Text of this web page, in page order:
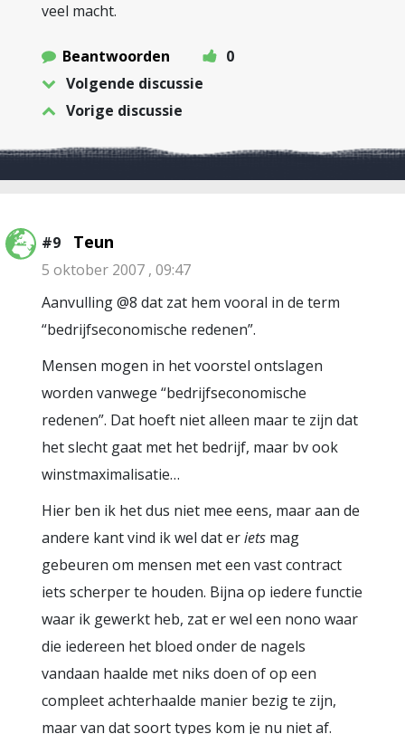
veel macht.
Beantwoorden
0
Volgende discussie
Vorige discussie
#9 Teun
5 oktober 2007 , 09:47
Aanvulling @8 dat zat hem vooral in de term
“bedrijfseconomische redenen”.
Mensen mogen in het voorstel ontslagen
worden vanwege “bedrijfseconomische
redenen”. Dat hoeft niet alleen maar te zijn dat
het slecht gaat met het bedrijf, maar bv ook
winstmaximalisatie…
Hier ben ik het dus niet mee eens, maar aan de
andere kant vind ik wel dat eriets mag
gebeuren om mensen met een vast contract
iets scherper te houden. Bijna op iedere functie
waar ik gewerkt heb, zat er wel een nono waar
die iedereen het bloed onder de nagels
vandaan haalde met niks doen of op een
compleet achterhaalde manier bezig te zijn,
maar van dat soort types kom je nu niet af.